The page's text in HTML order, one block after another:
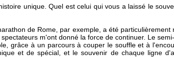
unique. Quel est celui qui vous a laissé le
de Rome, par exemple, a été particulièrement
m'ont donné la force de continuer. Le
grâce à un parcours à couper le souffle et à
et de spécial, et le souvenir de chaque ligne